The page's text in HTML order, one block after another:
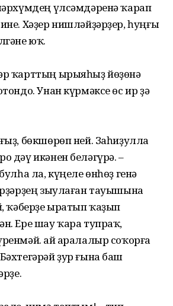
үлсәмдәренә ҡарап
Хәҙер нишләйҙәрҙер, һуңғы
юҡ.
ҡарттың ырыяһыҙ йөҙөнә
Унан күрмәксе өс ир ҙә
бөкшөрөп ней. Заһиҙулла
дәү икәнен беләгүрә. –
ла, күңеле өнһөҙ генә
зыулаған тауышына
ҡәберҙе ыратып ҡаҙып
Ере шау ҡара тупраҡ,
Ҡай аралалыр соҡорға
ҙур ғына баш